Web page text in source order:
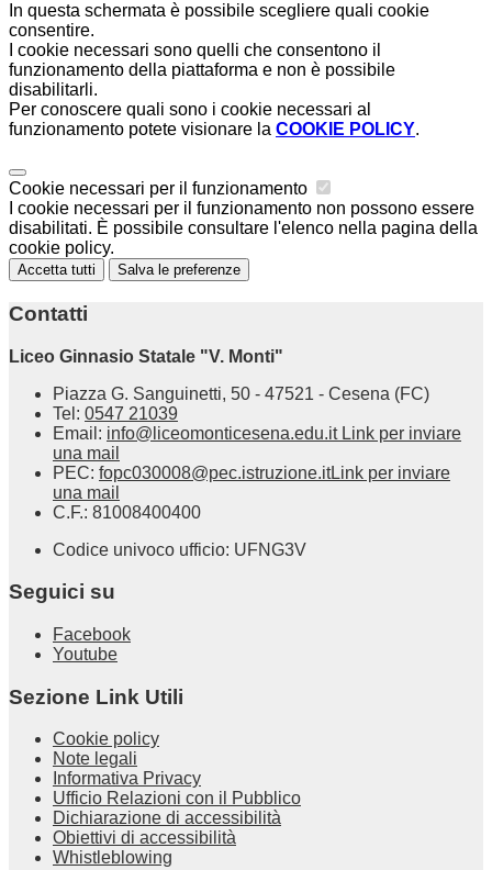
In questa schermata è possibile scegliere quali cookie
consentire.
I cookie necessari sono quelli che consentono il
funzionamento della piattaforma e non è possibile
disabilitarli.
Per conoscere quali sono i cookie necessari al
funzionamento potete visionare la COOKIE POLICY.
Cookie necessari per il funzionamento
I cookie necessari per il funzionamento non possono essere
disabilitati. È possibile consultare l'elenco nella pagina della
cookie policy.
Accetta tutti Salva le preferenze
Contatti
Liceo Ginnasio Statale "V. Monti"
Piazza G. Sanguinetti, 50 - 47521 - Cesena (FC)
Tel: 0547 21039
Email: info@liceomonticesena.edu.it Link per inviare
una mail
PEC: fopc030008@pec.istruzione.itLink per inviare
una mail
C.F.: 81008400400
Codice univoco ufficio: UFNG3V
Seguici su
Facebook
Youtube
Sezione Link Utili
Cookie policy
Note legali
Informativa Privacy
Ufficio Relazioni con il Pubblico
Dichiarazione di accessibilità
Obiettivi di accessibilità
Whistleblowing